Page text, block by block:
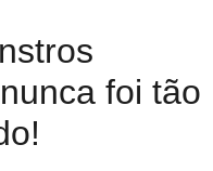
foi tão